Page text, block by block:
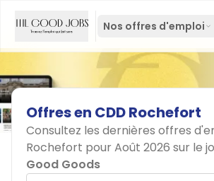
Nos offres d'emploi
Offresen CDDRochefort
Consultez les dernières offres
Rochefort pour Août 2026 sur le
Good Goods
Rechercher par job, mot-clé ou